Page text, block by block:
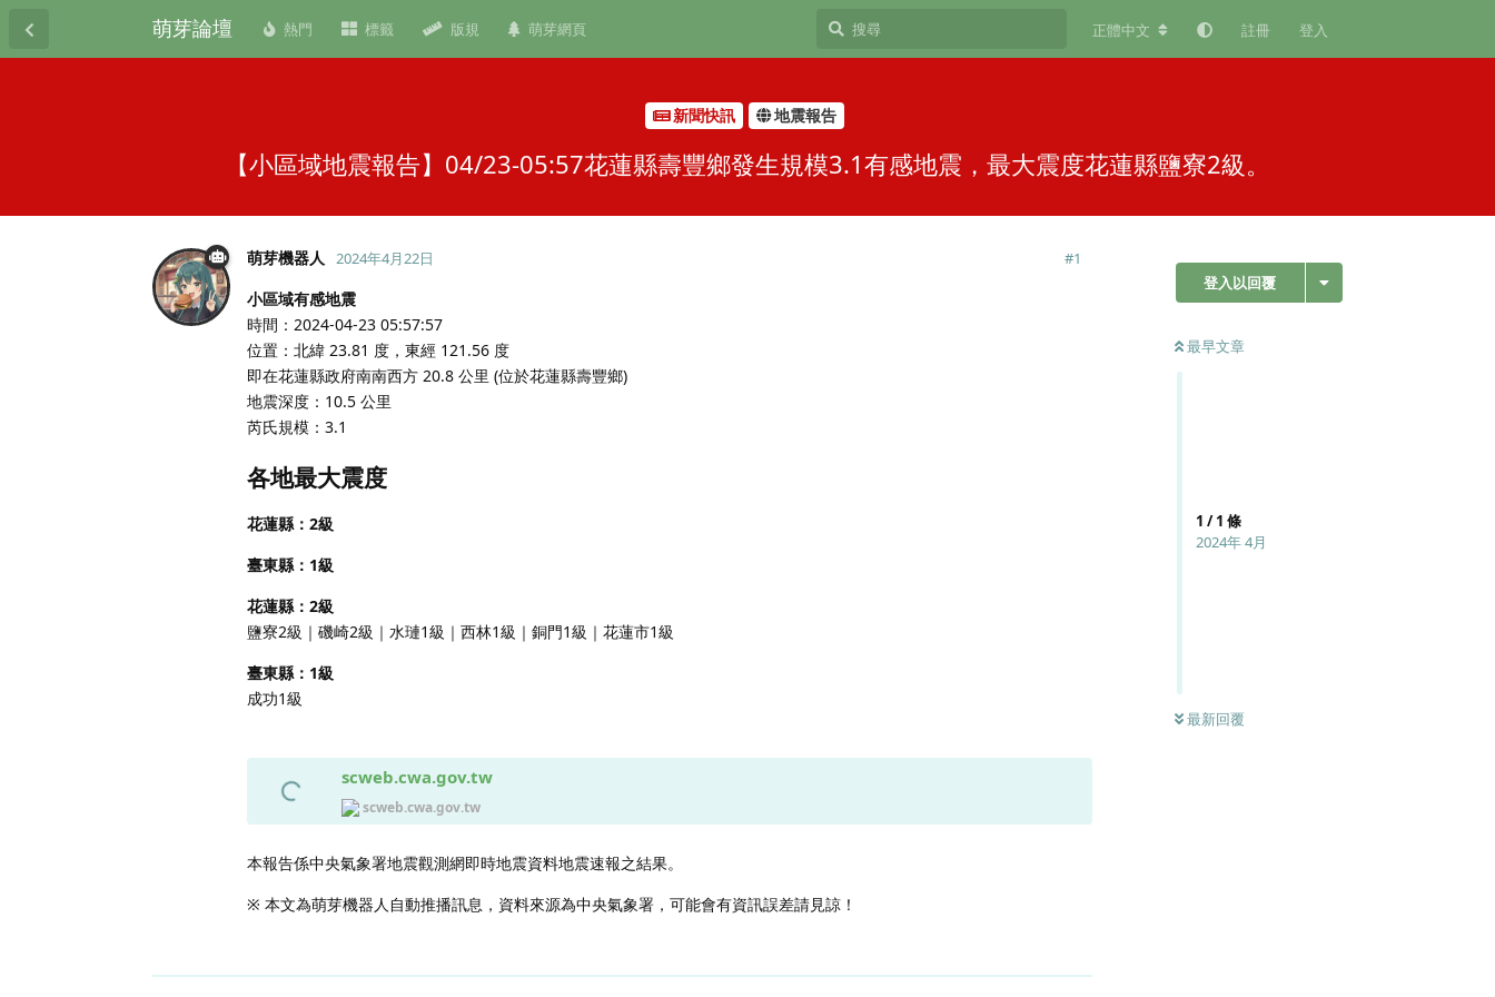
萌芽論壇 熱門 標籤 版規 萌芽網頁 正體中文 註冊 登入
新聞快訊 地震報告
【小區域地震報告】04/23-05:57花蓮縣壽豐鄉發生規模3.1有感地震，最大震度花蓮縣鹽寮2級。
登入以回覆
最早文章
1 /1 條
2024年 4月
最新回覆
萌芽機器人 2024年4月22日 #1
小區域有感地震
時間：2024-04-23 05:57:57
位置：北緯 23.81 度，東經 121.56 度
即在花蓮縣政府南南西方 20.8 公里 (位於花蓮縣壽豐鄉)
地震深度：10.5 公里
芮氏規模：3.1
各地最大震度
花蓮縣：2級
臺東縣：1級
花蓮縣：2級
鹽寮2級｜磯崎2級｜水璉1級｜西林1級｜銅門1級｜花蓮市1級
臺東縣：1級
成功1級
scweb.cwa.gov.tw
scweb.cwa.gov.tw
本報告係中央氣象署地震觀測網即時地震資料地震速報之結果。
※ 本文為萌芽機器人自動推播訊息，資料來源為中央氣象署，可能會有資訊誤差請見諒！